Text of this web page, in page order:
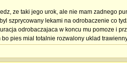
ze taki jego urok, ale nie mam zadnego
szprycowany lekami na odrobaczenie co
odrobaczajaca w koncu mu pomoze i
pies mial totalnie rozwalony uklad